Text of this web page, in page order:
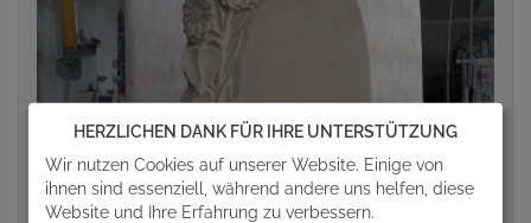
HERZLICHEN DANK FÜR IHRE UNTERSTÜTZUNG
Wir nutzen Cookies auf unserer Website. Einige von
ihnen sind essenziell, während andere uns helfen, diese
Website und Ihre Erfahrung zu verbessern.